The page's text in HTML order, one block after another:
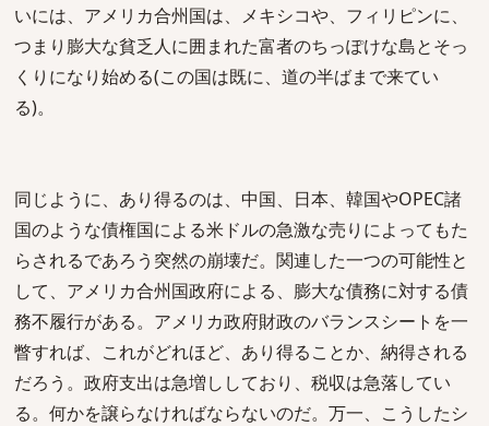
いには、アメリカ合州国は、メキシコや、フィリピンに、
つまり膨大な貧乏人に囲まれた富者のちっぽけな島とそっ
くりになり始める(この国は既に、道の半ばまで来てい
る)。
同じように、あり得るのは、中国、日本、韓国やOPEC諸
国のような債権国による米ドルの急激な売りによってもた
らされるであろう突然の崩壊だ。関連した一つの可能性と
して、アメリカ合州国政府による、膨大な債務に対する債
務不履行がある。アメリカ政府財政のバランスシートを一
瞥すれば、これがどれほど、あり得ることか、納得される
だろう。政府支出は急増ししており、税収は急落してい
る。何かを譲らなければならないのだ。万一、こうしたシ